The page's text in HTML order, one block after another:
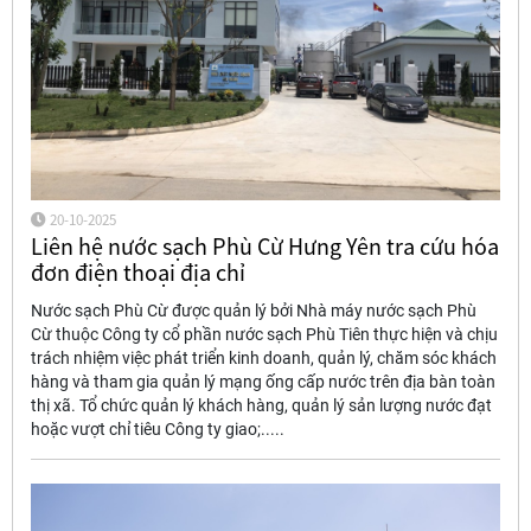
20-10-2025
Liên hệ nước sạch Phù Cừ Hưng Yên tra cứu hóa
đơn điện thoại địa chỉ
Nước sạch Phù Cừ được quản lý bởi Nhà máy nước sạch Phù
Cừ thuộc Công ty cổ phần nước sạch Phù Tiên thực hiện và chịu
trách nhiệm việc phát triển kinh doanh, quản lý, chăm sóc khách
hàng và tham gia quản lý mạng ống cấp nước trên địa bàn toàn
thị xã. Tổ chức quản lý khách hàng, quản lý sản lượng nước đạt
hoặc vượt chỉ tiêu Công ty giao;.....